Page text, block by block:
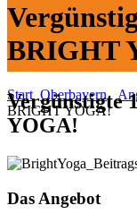
BRIGHT
Start Oberbayern
BRIGHT YOGA!
Vergünstigte
YOGA!
Das Angebot